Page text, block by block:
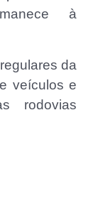
à
da
veículos e
rodovias